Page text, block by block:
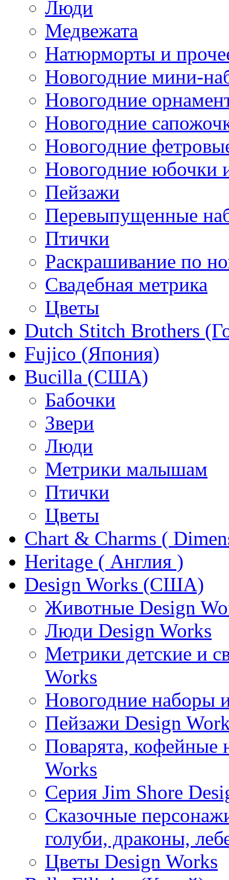
Люди
Медвежата
Натюрморты и
Новогодние мини-
Новогодние
Новогодние
Новогодние
Новогодние юбочки
Пейзажи
Перевыпущенные
Птички
Раскрашивание по
Свадебная метрика
Цветы
Dutch Stitch Brothers
Fujico (Япония)
Bucilla (США)
Бабочки
Звери
Люди
Метрики малышам
Птички
Цветы
Chart & Charms (
Heritage ( Англия )
Design Works (США)
Животные Design
Люди Design Works
Метрики детские и
Works
Новогодние наборы
Пейзажи Design
Поварята, кофейные
Works
Серия Jim Shore
Сказочные
голуби, драконы,
Цветы Design Works